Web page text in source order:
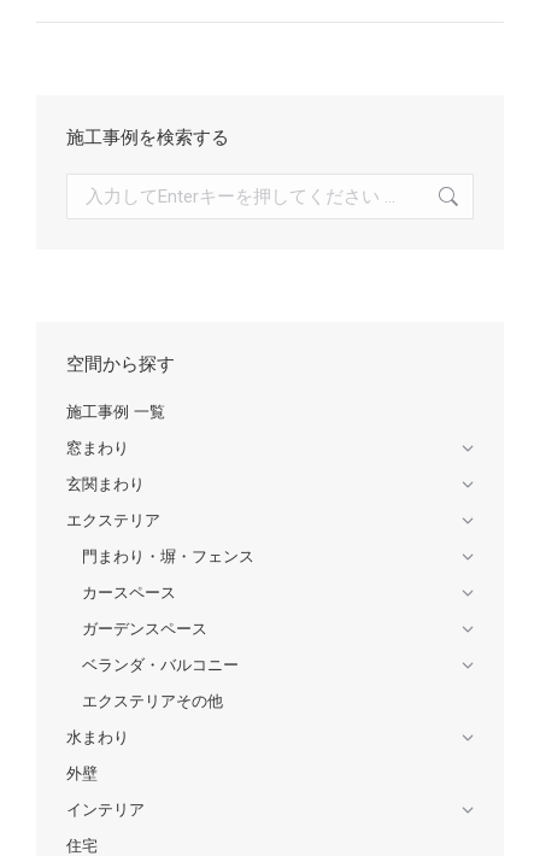
施工事例を検索する
空間から探す
施工事例 一覧
窓まわり
玄関まわり
エクステリア
門まわり・塀・フェンス
カースペース
ガーデンスペース
ベランダ・バルコニー
エクステリアその他
水まわり
外壁
インテリア
住宅